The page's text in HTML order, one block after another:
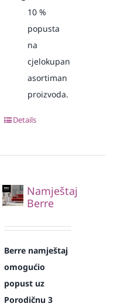
10%
popusta
na
cjelokupan
asortiman
proizvoda.
Details
Namještaj
Berre
Berre namještaj
omogućio
popust uz
Porodičnu 3